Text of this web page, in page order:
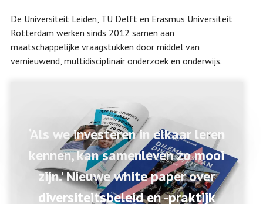
inhoud
De Universiteit Leiden, TU Delft en Erasmus Universiteit
Rotterdam werken sinds 2012 samen aan
maatschappelijke vraagstukken door middel van
vernieuwend, multidisciplinair onderzoek en onderwijs.
‘Als we investeren in elkaar leren
kennen, kan samenleven zo mooi
zijn.' Nieuwe white paper over
diversiteitsbeleid en -praktijk